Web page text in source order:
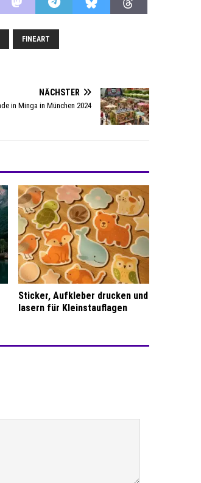
FINEART
NÄCHSTER
in Minga in München 2024
Sticker, Aufkleber drucken und
lasern für Kleinstauflagen